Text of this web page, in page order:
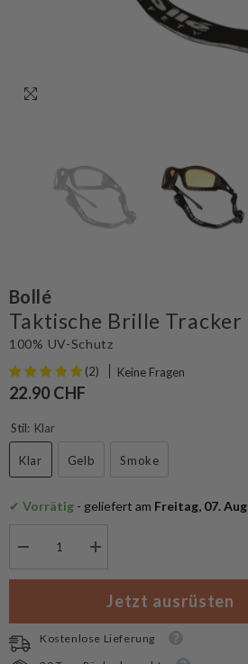
Bollé
Taktische Brille Tracker
100% UV-Schutz
(2) Keine Fragen
22.90 CHF
Stil: Klar
Klar Gelb Smoke
✔ Vorrätig - geliefert am Freitag, 07. Aug
für
Tracker
Menge
für
Bollé
Taktische
Tracker
Jetzt ausrüsten
Kostenlose Lieferung